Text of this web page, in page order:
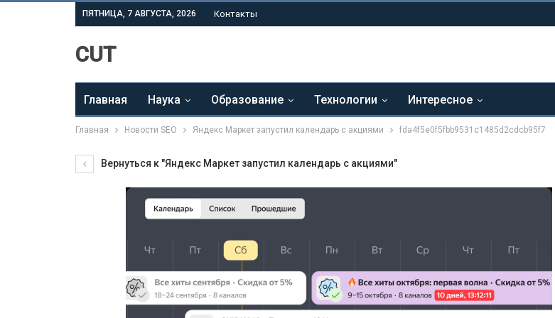
ПЯТНИЦА, 7 АВГУСТА, 2026 Контакты
CUT
Главная Наука Образование Технологии Интересное
Главная Новости SEO Яндекс Маркет запустил календарь с акциями fda4f5e0f5fbb9531c1485d2cdcb95f7
Вернуться к "Яндекс Маркет запустил календарь с акциями"